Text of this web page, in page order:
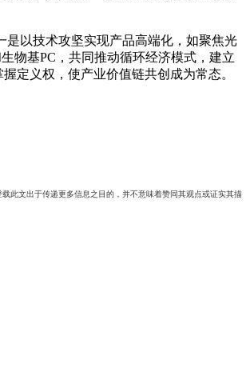
是以技术攻坚实现产品高端化，如聚焦光
物基PC，共同推动循环经济模式，建立
定义权，使产业价值链共创成为常态。
此文出于传递更多信息之目的，并不意味着赞同其观点或证实其描